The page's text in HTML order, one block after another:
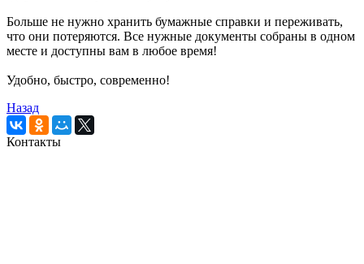
Больше не нужно хранить бумажные справки и переживать,
что они потеряются. Все нужные документы собраны в одном
месте и доступны вам в любое время!
Удобно, быстро, современно!
Назад
Контакты